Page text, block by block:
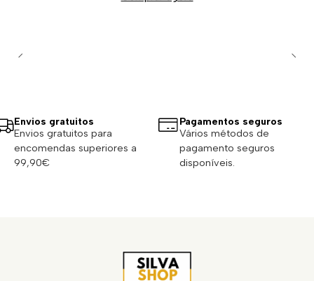
Envios gratuitos
Envios gratuitos para
encomendas superiores a
99,90€
Pagamentos seguros
Vários métodos de
pagamento seguros
disponíveis.